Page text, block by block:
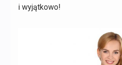
i wyjątkowo!